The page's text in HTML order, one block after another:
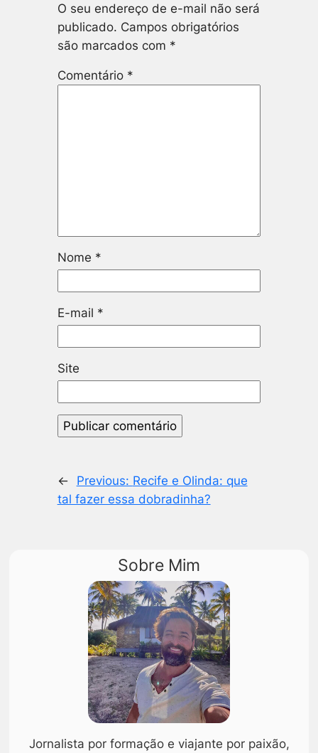
O seu endereço de e-mail não será
publicado. Campos obrigatórios
são marcados com *
Comentário *
Nome *
E-mail *
Site
← Previous: Recife e Olinda: que
tal fazer essa dobradinha?
Sobre Mim
Jornalista por formação e viajante por paixão,